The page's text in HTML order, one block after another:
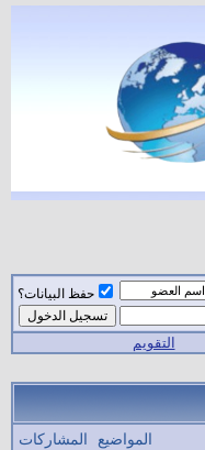
حفظ البيانات؟
التقويم
المواضيع المشاركات